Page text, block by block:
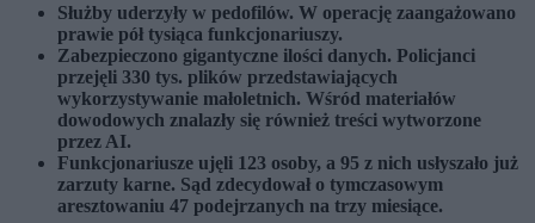
Służby uderzyły w pedofilów. W operację zaangażowano
prawie pół tysiąca funkcjonariuszy.
Zabezpieczono gigantyczne ilości danych. Policjanci
przejęli 330 tys. plików przedstawiających
wykorzystywanie małoletnich. Wśród materiałów
dowodowych znalazły się również treści wytworzone
przez AI.
Funkcjonariusze ujęli 123 osoby, a 95 z nich usłyszało już
zarzuty karne. Sąd zdecydował o tymczasowym
aresztowaniu 47 podejrzanych na trzy miesiące.